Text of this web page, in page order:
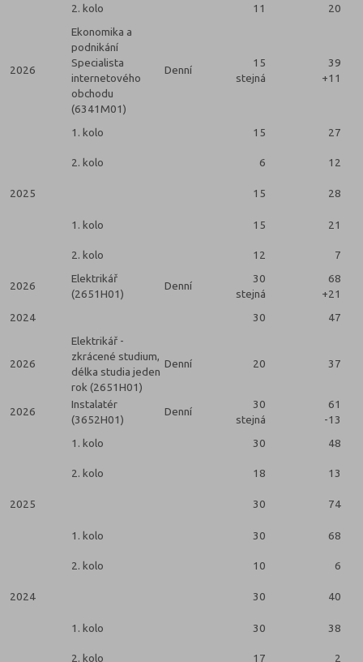
2. kolo 11 20
2026
Ekonomika a
podnikání
Specialista
internetového
obchodu
(6341M01)
Denní
15
stejná
39
+11
1. kolo 15 27
2. kolo 6 12
2025 15 28
1. kolo 15 21
2. kolo 12 7
2026
Elektrikář
(2651H01)
Denní
30
stejná
68
+21
2024
30 47
2026
Elektrikář -
zkrácené studium,
délka studia jeden
rok (2651H01)
Denní 20 37
2026
Instalatér
(3652H01)
Denní
30
stejná
61
-13
1. kolo
30 48
2. kolo 18 13
2025 30 74
1. kolo 30 68
2. kolo 10 6
2024 30 40
1. kolo 30 38
2. kolo 17 2